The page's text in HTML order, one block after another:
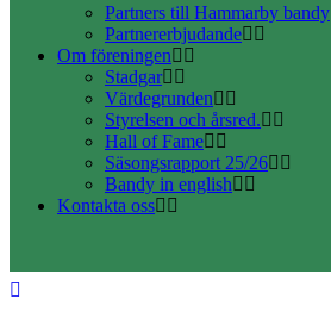
Partners till Hammarby bandy
Partnererbjudande
Om föreningen
Stadgar
Värdegrunden
Styrelsen och årsred.
Hall of Fame
Säsongsrapport 25/26
Bandy in english
Kontakta oss